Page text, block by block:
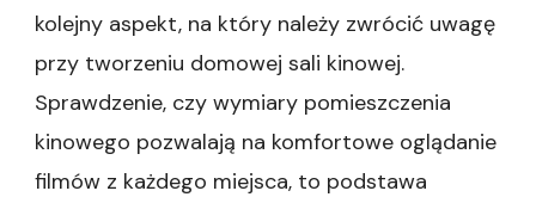
kolejny aspekt, na który należy zwrócić uwagę
przy tworzeniu domowej sali kinowej.
Sprawdzenie, czy wymiary pomieszczenia
kinowego pozwalają na komfortowe oglądanie
filmów z każdego miejsca, to podstawa